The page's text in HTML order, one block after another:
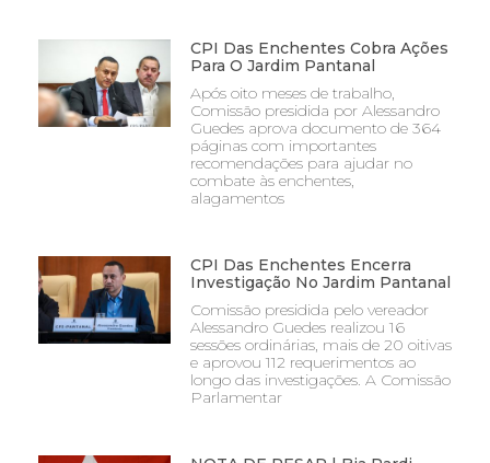
CPI Das Enchentes Cobra Ações
Para O Jardim Pantanal
Após oito meses de trabalho,
Comissão presidida por Alessandro
Guedes aprova documento de 364
páginas com importantes
recomendações para ajudar no
combate às enchentes,
alagamentos
CPI Das Enchentes Encerra
Investigação No Jardim Pantanal
Comissão presidida pelo vereador
Alessandro Guedes realizou 16
sessões ordinárias, mais de 20 oitivas
e aprovou 112 requerimentos ao
longo das investigações. A Comissão
Parlamentar